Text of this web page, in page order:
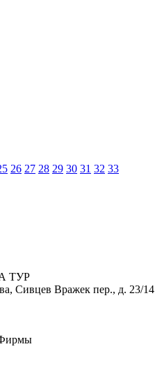
26 27 28 29 30 31 32 33
ТУР
Сивцев Вражек пер., д. 23/14
Фирмы